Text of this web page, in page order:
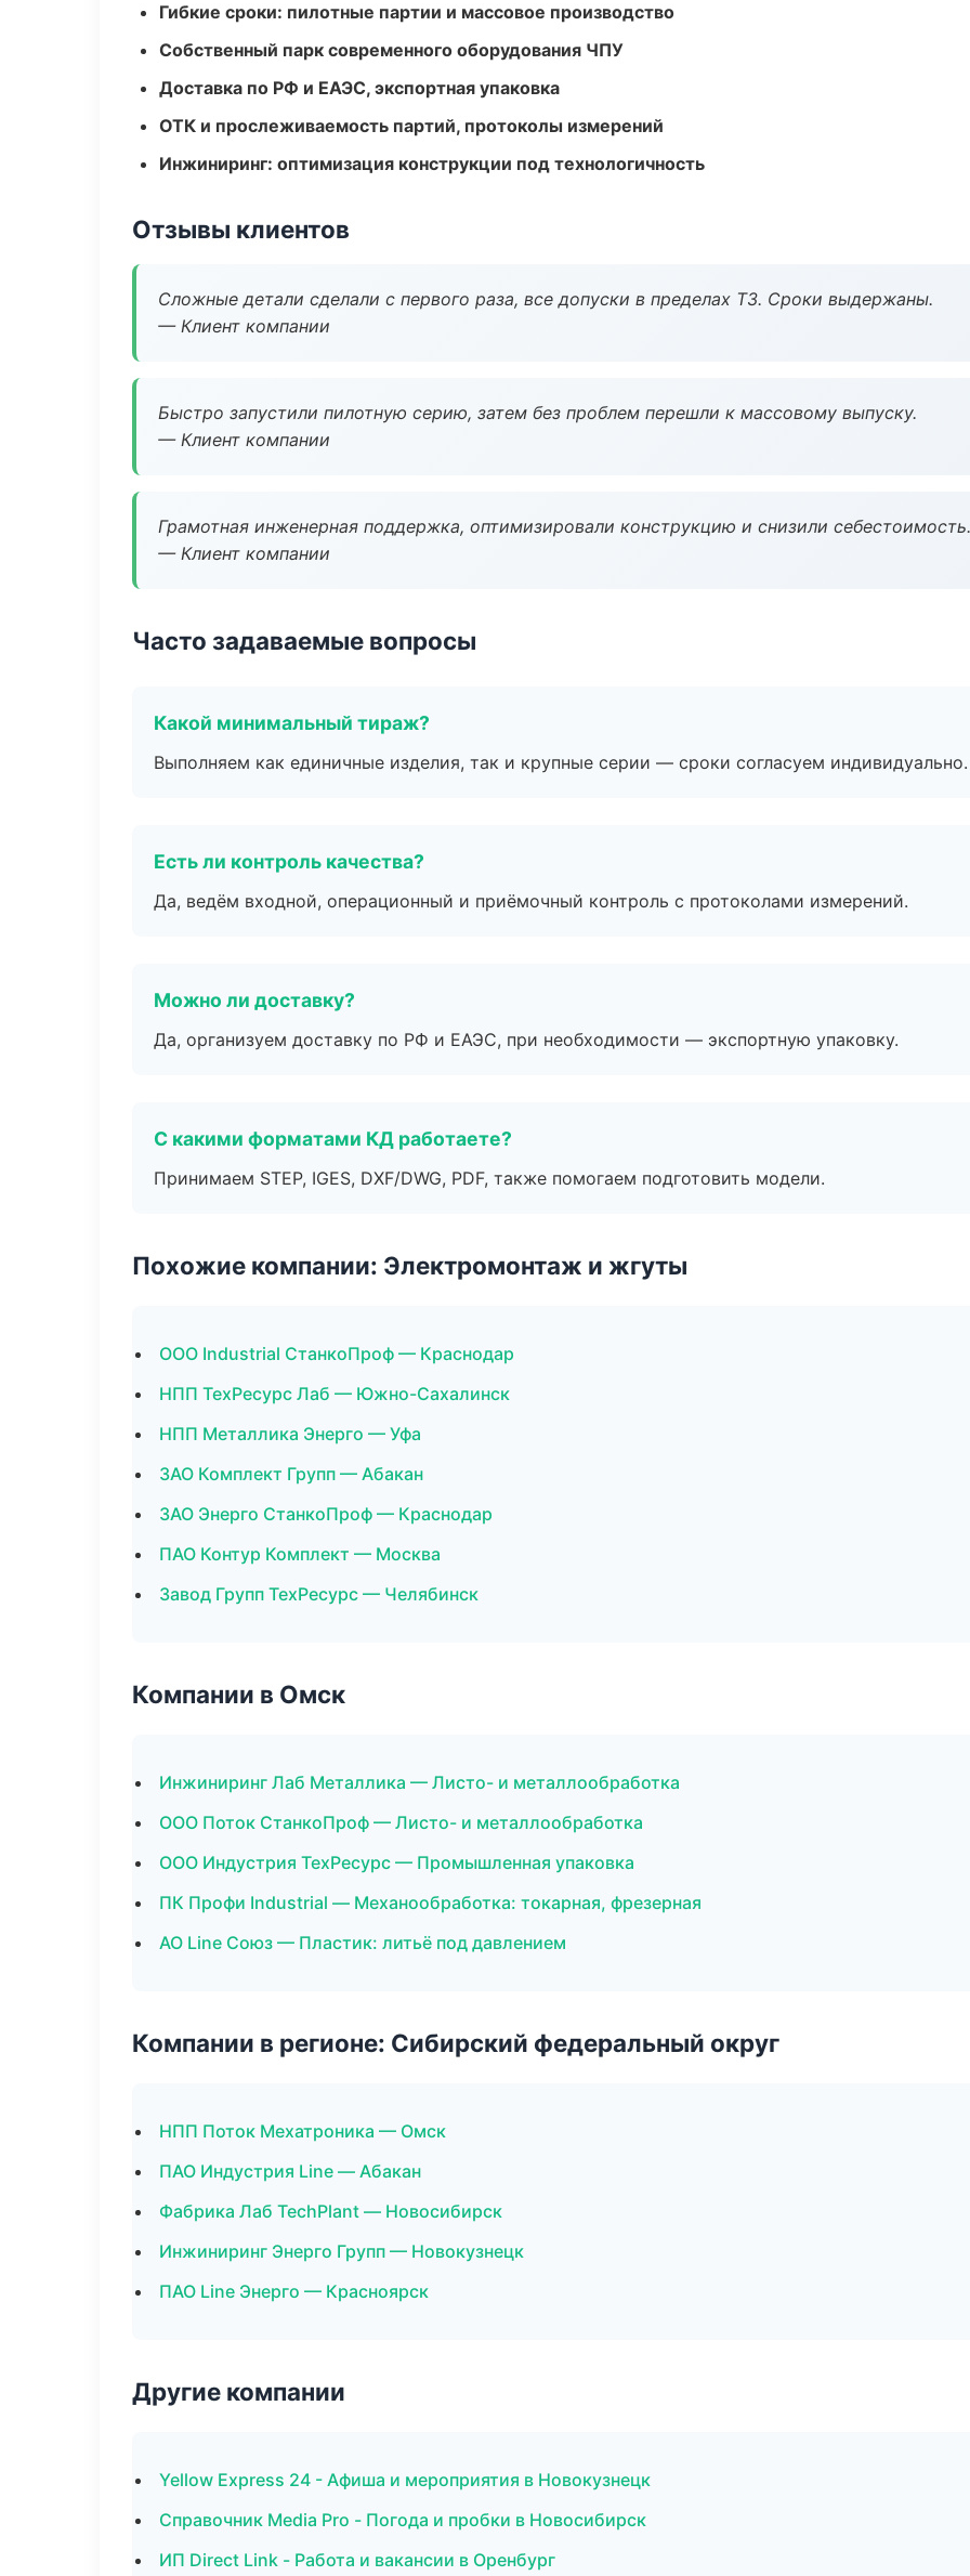
Гибкие сроки: пилотные партии и массовое производство
Собственный парк современного оборудования ЧПУ
Доставка по РФ и ЕАЭС, экспортная упаковка
ОТК и прослеживаемость партий, протоколы измерений
Инжиниринг: оптимизация конструкции под технологичность
Отзывы клиентов
Сложные детали сделали с первого раза, все допуски в пределах ТЗ. Сроки выдержаны.
— Клиент компании
Быстро запустили пилотную серию, затем без проблем перешли к массовому выпуску.
— Клиент компании
Грамотная инженерная поддержка, оптимизировали конструкцию и снизили себестоимость.
— Клиент компании
Часто задаваемые вопросы
Какой минимальный тираж?
Выполняем как единичные изделия, так и крупные серии — сроки согласуем индивидуально.
Есть ли контроль качества?
Да, ведём входной, операционный и приёмочный контроль с протоколами измерений.
Можно ли доставку?
Да, организуем доставку по РФ и ЕАЭС, при необходимости — экспортную упаковку.
С какими форматами КД работаете?
Принимаем STEP, IGES, DXF/DWG, PDF, также помогаем подготовить модели.
Похожие компании: Электромонтаж и жгуты
ООО Industrial СтанкоПроф — Краснодар
НПП ТехРесурс Лаб — Южно-Сахалинск
НПП Металлика Энерго — Уфа
ЗАО Комплект Групп — Абакан
ЗАО Энерго СтанкоПроф — Краснодар
ПАО Контур Комплект — Москва
Завод Групп ТехРесурс — Челябинск
Компании в Омск
Инжиниринг Лаб Металлика — Листо- и металлообработка
ООО Поток СтанкоПроф — Листо- и металлообработка
ООО Индустрия ТехРесурс — Промышленная упаковка
ПК Профи Industrial — Механообработка: токарная, фрезерная
АО Line Союз — Пластик: литьё под давлением
Компании в регионе: Сибирский федеральный округ
НПП Поток Мехатроника — Омск
ПАО Индустрия Line — Абакан
Фабрика Лаб TechPlant — Новосибирск
Инжиниринг Энерго Групп — Новокузнецк
ПАО Line Энерго — Красноярск
Другие компании
Yellow Express 24 - Афиша и мероприятия в Новокузнецк
Справочник Media Pro - Погода и пробки в Новосибирск
ИП Direct Link - Работа и вакансии в Оренбург